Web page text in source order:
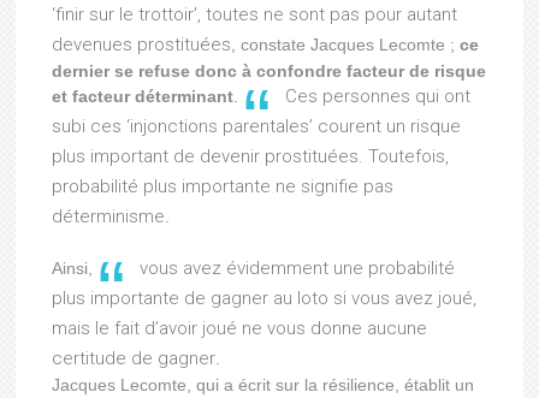
‘finir sur le trottoir’, toutes ne sont pas pour autant
devenues prostituées , constate Jacques Lecomte ;ce
dernier se refuse donc à confondre facteur de risque
et facteur déterminant
Ces personnes qui ont
subi ces ‘injonctions parentales’ courent un risque
plus important de devenir prostituées. Toutefois,
probabilité plus importante ne signifie pas
déterminisme
Ainsi,
vous avez évidemment une probabilité
plus importante de gagner au loto si vous avez joué,
mais le fait d’avoir joué ne vous donne aucune
certitude de gagner
Jacques Lecomte, qui a écrit sur la résilience, établit un